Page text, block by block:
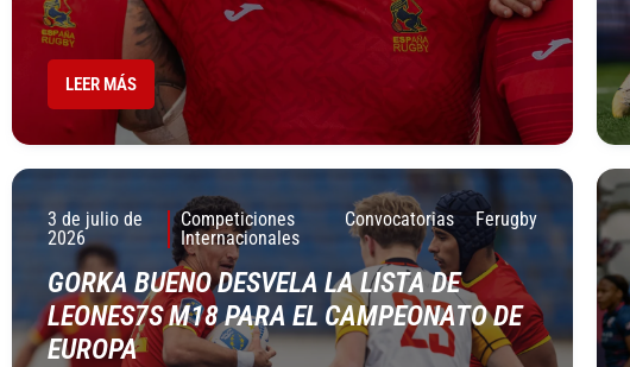
LEER MÁS
3 de julio de
2026
Competiciones
Internacionales
Convocatorias Ferugby
GORKA BUENO DESVELA LA LISTA DE
LEONES7S M18 PARA EL CAMPEONATO DE
EUROPA